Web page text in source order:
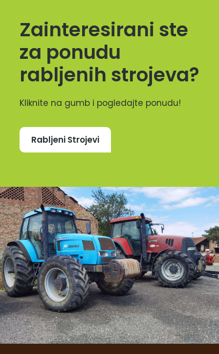
Zainteresirani ste
za ponudu
rabljenih strojeva?
Kliknite na gumb i pogledajte ponudu!
Rabljeni Strojevi